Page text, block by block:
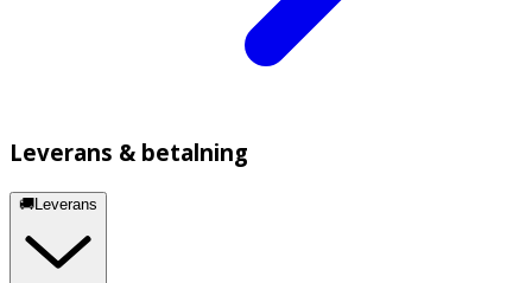
Leverans & betalning
🚚Leverans